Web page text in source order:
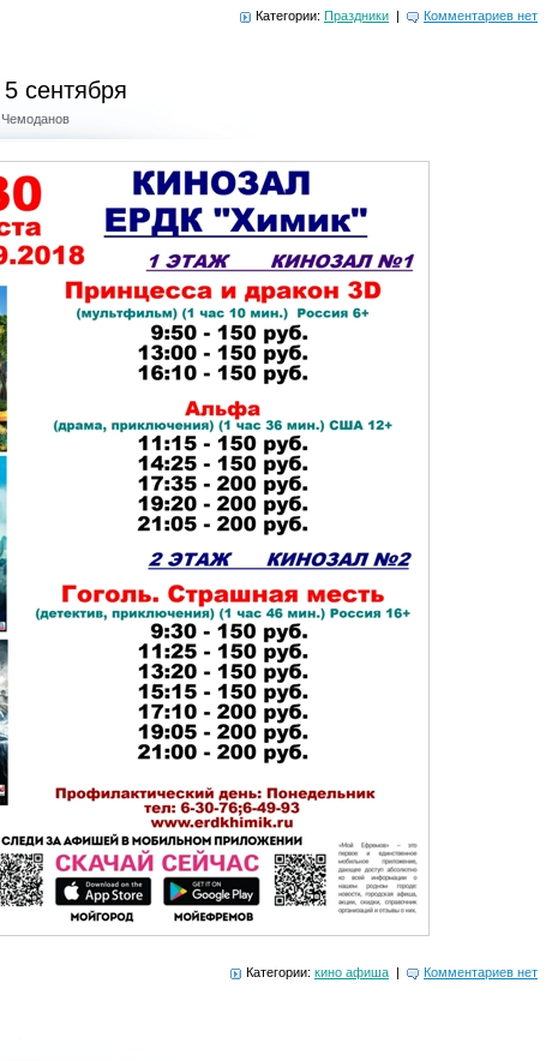
Категории: Праздники | Комментариев нет
сентября
Категории: кино афиша | Комментариев нет